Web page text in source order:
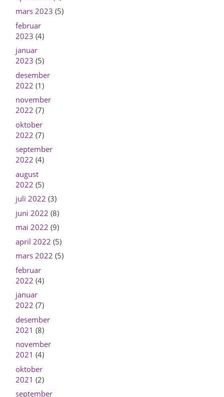
mars 2023 (5)
februar
2023 (4)
januar
2023 (5)
desember
2022 (1)
november
2022 (7)
oktober
2022 (7)
september
2022 (4)
august
2022 (5)
juli 2022 (3)
juni 2022 (8)
mai 2022 (9)
april 2022 (5)
mars 2022 (5)
februar
2022 (4)
januar
2022 (7)
desember
2021 (8)
november
2021 (4)
oktober
2021 (2)
september